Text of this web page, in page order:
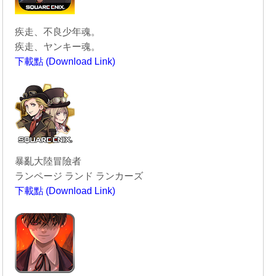
疾走、不良少年魂。
疾走、ヤンキー魂。
下載點 (Download Link)
暴亂大陸冒險者
ランページ ランド ランカーズ
下載點 (Download Link)